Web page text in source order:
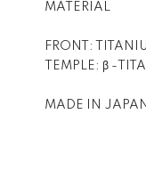
MATERIAL
FRONT:
TEMPLE: β -
MADE IN